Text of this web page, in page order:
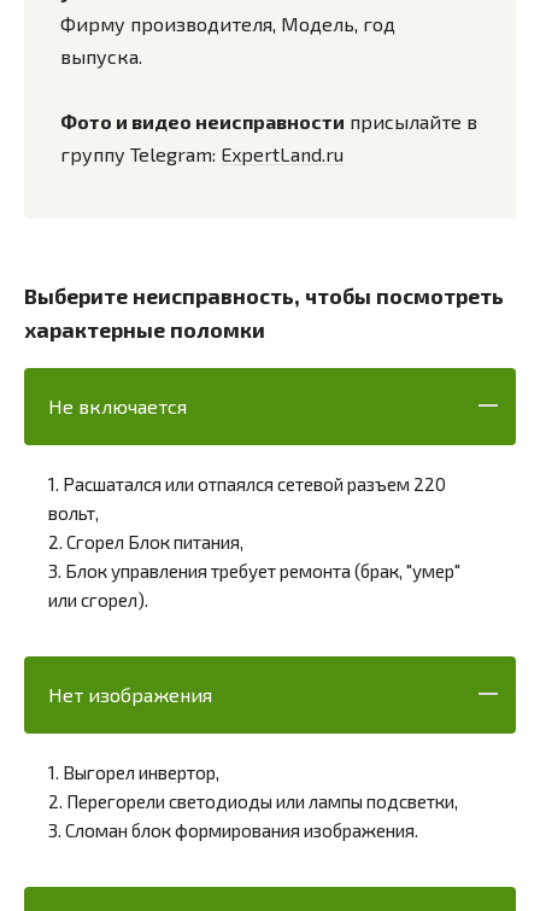
Фирму производителя, Модель, год
выпуска.
Фото и видео неисправности присылайте в
группу Telegram: ExpertLand.ru
Выберите неисправность, чтобы посмотреть
характерные поломки
Не включается
1. Расшатался или отпаялся сетевой разъем 220
вольт,
2. Сгорел Блок питания,
3. Блок управления требует ремонта (брак, "умер"
или сгорел).
Нет изображения
1. Выгорел инвертор,
2. Перегорели светодиоды или лампы подсветки,
3. Сломан блок формирования изображения.